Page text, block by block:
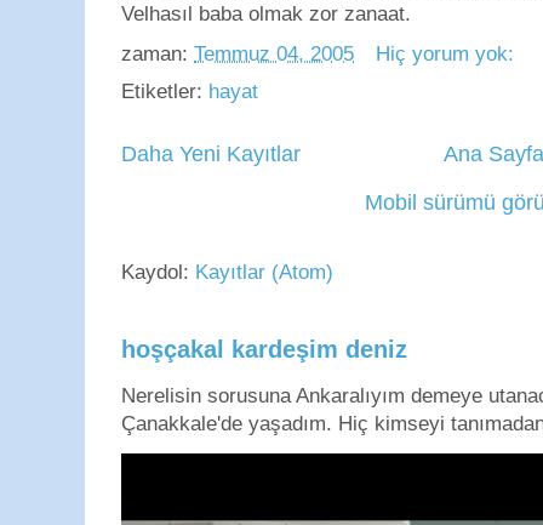
Velhasıl baba olmak zor zanaat.
zaman: Temmuz 04, 2005
Hiç yorum yok:
Etiketler: hayat
Daha Yeni Kayıtlar
Ana
Mobil sürümü
Kaydol: Kayıtlar (Atom)
hoşçakal kardeşim deniz
Nerelisin sorusuna Ankaralıyım demeye
Çanakkale'de yaşadım. Hiç kimseyi